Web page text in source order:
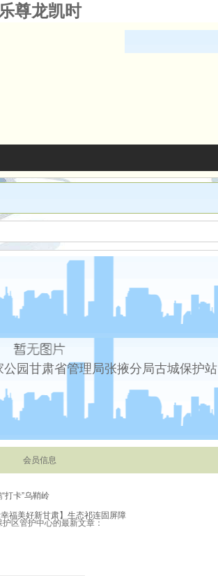
尊龙凯时
园甘肃省管理局张掖分局古城保护站
会员信息
区管护中心的最新文章：
打卡”乌鞘岭
福美好新甘肃】生态祁连固屏障